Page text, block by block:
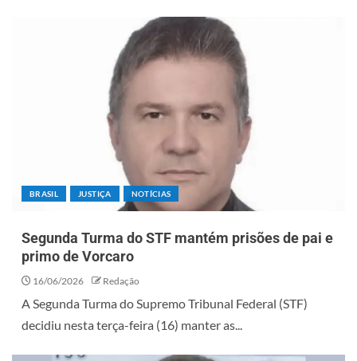
BRASIL JUSTIÇA NOTÍCIAS
Segunda Turma do STF mantém prisões de pai e
primo de Vorcaro
16/06/2026 Redação
A Segunda Turma do Supremo Tribunal Federal (STF)
decidiu nesta terça-feira (16) manter as...